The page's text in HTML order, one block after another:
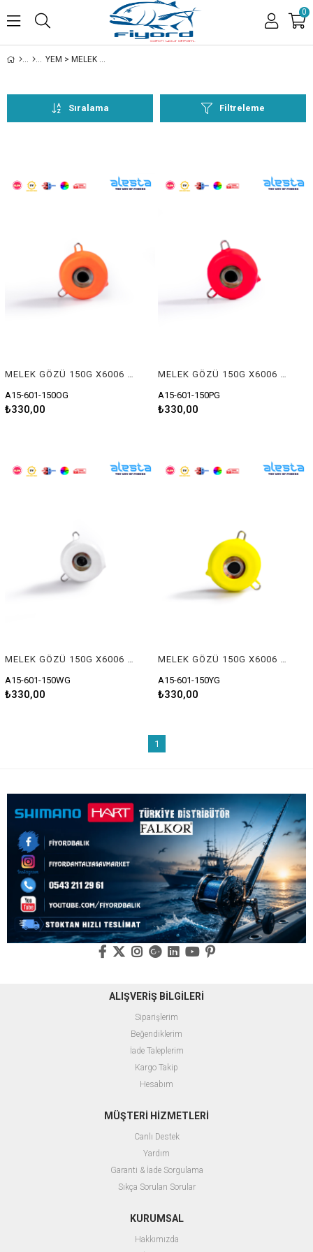
0
YEM > MELEK GÖZÜ > 150G
Filtreleme
Sıralama
A15-601-150OG
₺330,00
A15-601-150PG
₺330,00
MELEK GÖZÜ 150G X6006 BEYAZ GLOW
A15-601-150WG
₺330,00
MELEK GÖZÜ 150G X6006 SARI GLOW
A15-601-150YG
₺330,00
1
ALIŞVERİŞ BİLGİLERİ
Siparişlerim
Beğendiklerim
İade Taleplerim
Kargo Takip
Hesabım
MÜŞTERİ HİZMETLERİ
Canlı Destek
Yardım
Garanti & İade Sorgulama
Sıkça Sorulan Sorular
KURUMSAL
Hakkımızda